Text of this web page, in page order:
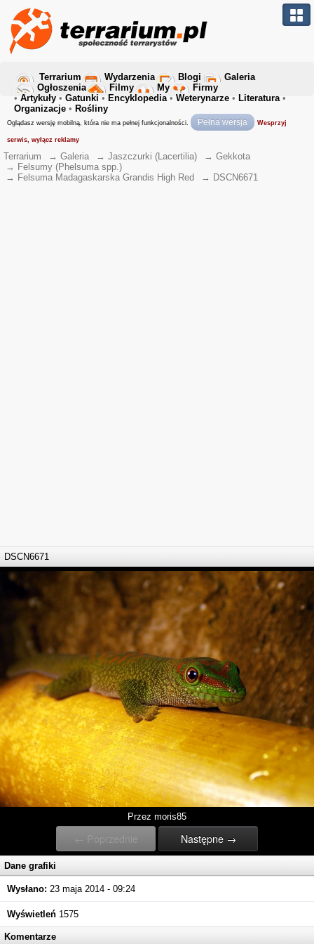
Terrarium Wydarzenia Blogi
Galeria
Ogłoszenia
Filmy My
Firmy
• Artykuły • Gatunki • Encyklopedia• Weterynarze • Literatura•
Organizacje • Rośliny
Oglądasz wersję mobilną, która nie ma pełnej funkcjonalności. Pełna wersja Wesprzyj
serwis, wyłącz reklamy
Terrarium → Galeria → Jaszczurki (Lacertilia) → Gekkota
→ Felsumy (Phelsuma spp.)
→ Felsuma Madagaskarska Grandis High Red → DSCN6671
DSCN6671
Przez moris85
← Poprzednie Następne →
Dane grafiki
Wysłano: 23 maja 2014 - 09:24
Wyświetleń 1575
Komentarze